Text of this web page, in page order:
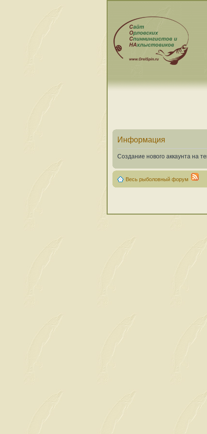
Информация
Создание нового аккаунта на
Весь рыболовный форум